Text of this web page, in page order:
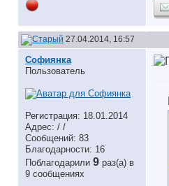
27.04.2014, 16:57
Софиянка
Пользователь
Регистрация: 18.01.2014
Адрес: / /
Сообщений: 83
Благодарности: 16
Поблагодарили 9 раз(а) в
9 сообщениях